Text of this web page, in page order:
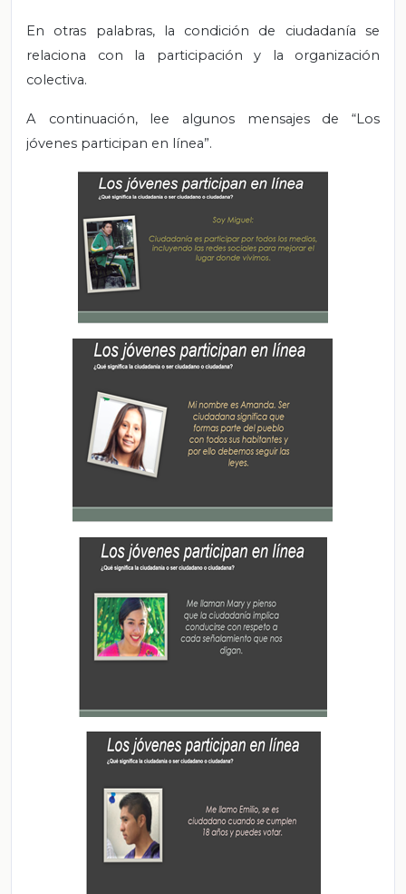
En otras palabras, la condición de ciudadanía se
relaciona con la participación y la organización
colectiva.
A continuación, lee algunos mensajes de “Los
jóvenes participan en línea”.